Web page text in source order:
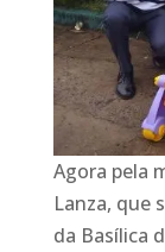
Agora pela
Lanza, que
da Basílica